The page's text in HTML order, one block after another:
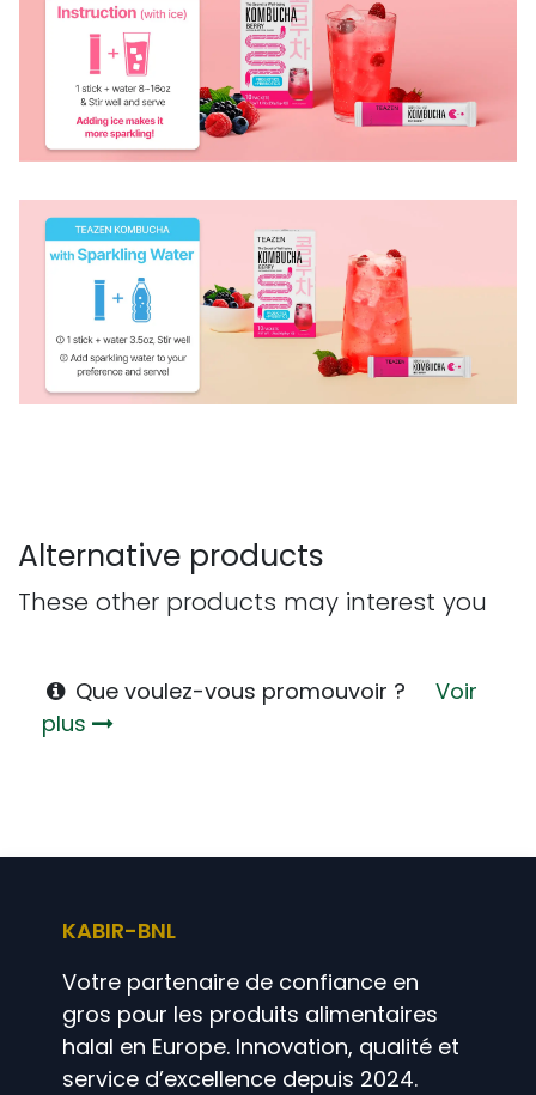
Alternative products
These other products may interest you
Que voulez-vous promouvoir ?Voir
plus
KABIR-BNL
Votre partenaire de confiance en
gros pour les produits alimentaires
halal en Europe. Innovation, qualité et
service d’excellence depuis 2024.